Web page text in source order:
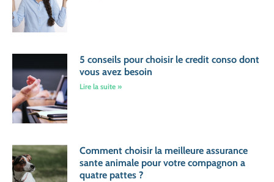
5 conseils pour choisir le credit conso dont
vous avez besoin
Lire la suite »
Comment choisir la meilleure assurance
sante animale pour votre compagnon a
quatre pattes ?